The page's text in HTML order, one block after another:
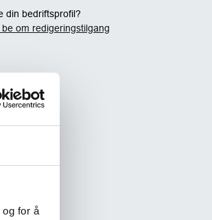
for å
din bedriftsprofil?
om redigeringstilgang